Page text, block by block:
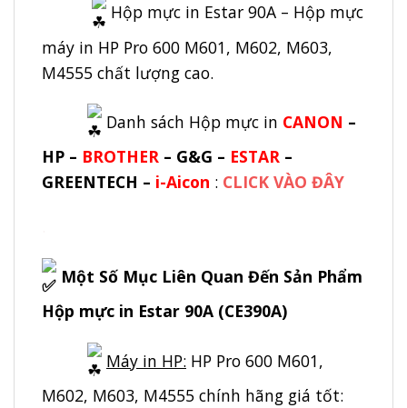
Hộp mực in Estar 90A – Hộp mực
máy in HP Pro 600 M601, M602, M603,
M4555 chất lượng cao.
Danh sách Hộp mực in CANON –
HP – BROTHER – G&G – ESTAR –
GREENTECH – i-Aicon : CLICK VÀO ĐÂY
Một Số Mục Liên Quan Đến Sản Phẩm
Hộp mực in Estar 90A (CE390A)
Máy in HP: HP Pro 600 M601,
M602, M603, M4555 chính hãng giá tốt: